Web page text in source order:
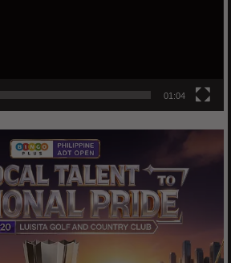
01:04